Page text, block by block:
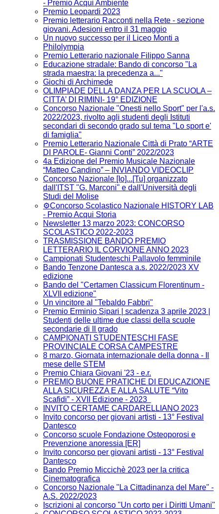
- Premio Acqui Ambiente
Premio Leopardi 2023
Premio letterario Racconti nella Rete - sezione
giovani. Adesioni entro il 31 maggio
Un nuovo successo per il Liceo Monti a
Philolympia
Premio Letterario nazionale Filippo Sanna
Educazione stradale: Bando di concorso "La
strada maestra: la precedenza a..."
Giochi di Archimede
OLIMPIADE DELLA DANZA PER LA SCUOLA –
CITTA’ DI RIMINI- 19° EDIZIONE
Concorso Nazionale "Onesti nello Sport" per l'a.s.
2022/2023, rivolto agli studenti degli Istituti
secondari di secondo grado sul tema "Lo sport e'
di famiglia"
Premio Letterario Nazionale Città di Prato “ARTE
DI PAROLE- Gianni Conti” 2022/2023
4a Edizione del Premio Musicale Nazionale
“Matteo Candino” – INVIANDO VIDEOCLIP
Concorso Nazionale [Io]...[Tu] organizzato
dall'ITST "G. Marconi" e dall'Università degli
Studi del Molise
⚙️Concorso Scolastico Nazionale HISTORY LAB
- Premio Acqui Storia
Newsletter 13 marzo 2023: CONCORSO
SCOLASTICO 2022-2023
TRASMISSIONE BANDO PREMIO
LETTERARIO IL CORVIONE ANNO 2023
Campionati Studenteschi Pallavolo femminile
Bando Tenzone Dantesca a.s. 2022/2023 XV
edizione
Bando del "Certamen Classicum Florentinum -
XLVII edizione"
Un vincitore al "Tebaldo Fabbri"
Premio Erminio Sipari | scadenza 3 aprile 2023 |
Studenti delle ultime due classi della scuole
secondarie di II grado
CAMPIONATI STUDENTESCHI FASE
PROVINCIALE CORSA CAMPESTRE
8 marzo, Giornata internazionale della donna - Il
mese delle STEM
Premio Chiara Giovani '23 - e.r.
PREMIO BUONE PRATICHE DI EDUCAZIONE
ALLA SICUREZZA E ALLA SALUTE “Vito
Scafidi” - XVII Edizione - 2023
INVITO CERTAME CARDARELLIANO 2023
Invito concorso per giovani artisti - 13° Festival
Dantesco
Concorso scuole Fondazione Osteoporosi e
Prevenzione anoressia [ER]
Invito concorso per giovani artisti - 13° Festival
Dantesco
Bando Premio Miccichè 2023 per la critica
Cinematografica
Concorso Nazionale "La Cittadinanza del Mare" -
A.S. 2022/2023
Iscrizioni al concorso "Un corto per i Diritti Umani"